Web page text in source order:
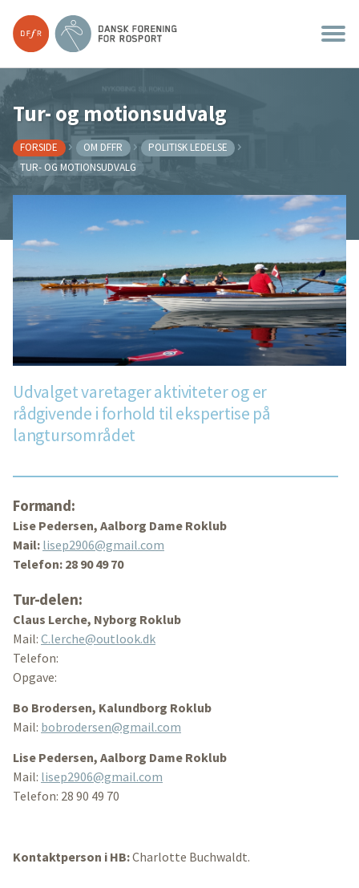
Tur- og motionsudvalg
FORSIDE OM DFFR
POLITISK LEDELSE
TUR- OG MOTIONSUDVALG
Udvalget varetager aktiviteter og er
rådgivende i forhold til ekspertise på
langtursområdet
Formand:
Lise Pedersen, Aalborg Dame Roklub
Mail: lisep2906@gmail.com
Telefon: 28 90 49 70
Tur-delen:
Claus Lerche, Nyborg Roklub
Mail: C.lerche@outlook.dk
Telefon:
Opgave:
Bo Brodersen, Kalundborg Roklub
Mail: bobrodersen@gmail.com
Lise Pedersen, Aalborg Dame Roklub
Mail: lisep2906@gmail.com
Telefon: 28 90 49 70
Kontaktperson i HB:Charlotte Buchwaldt.